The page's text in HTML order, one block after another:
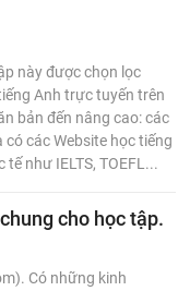
này được chọn lọc
Anh trực tuyến trên
bản đến nâng cao: các
có các Website học tiếng
như IELTS, TOEFL...
cho học tập.
Có những kinh